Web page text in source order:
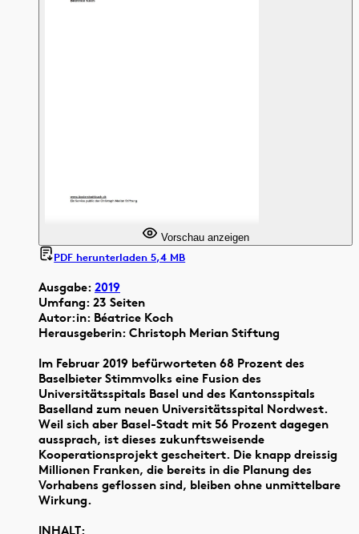
Ausgabe: 2019
Umfang: 23 Seiten
Autor:in: Béatrice Koch
Herausgeberin: Christoph Merian Stiftung
Im Februar 2019 befürworteten 68 Prozent des
Baselbieter Stimmvolks eine Fusion des
Universitätsspitals Basel und des Kantonsspitals
Baselland zum neuen Universitätsspital Nordwest.
Weil sich aber Basel-Stadt mit 56 Prozent dagegen
aussprach, ist dieses zukunftsweisende
Kooperationsprojekt gescheitert. Die knapp dreissig
Millionen Franken, die bereits in die Planung des
Vorhabens geflossen sind, bleiben ohne unmittelbare
Wirkung.
INHALT:
Vorschau anzeigen
PDF herunterladen 5,4 MB